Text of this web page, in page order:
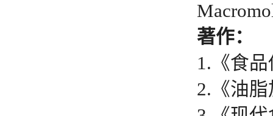
著作：
1.《食
2.《油